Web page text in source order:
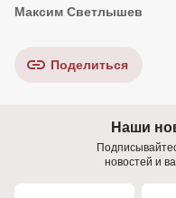
Максим Светлышев
Поделиться
Наши
новостей и